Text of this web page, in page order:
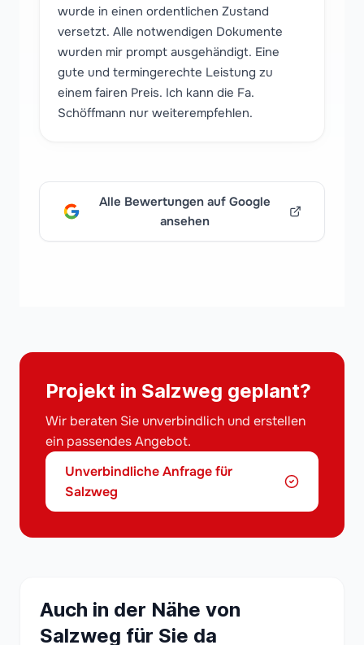
wurde in einen ordentlichen Zustand
versetzt. Alle notwendigen Dokumente
wurden mir prompt ausgehändigt. Eine
gute und termingerechte Leistung zu
einem fairen Preis. Ich kann die Fa.
Schöffmann nur weiterempfehlen.
Alle Bewertungen auf Google
ansehen
Projekt in Salzweg geplant?
Wir beraten Sie unverbindlich und erstellen
ein passendes Angebot.
Unverbindliche Anfrage für
Salzweg
Auch in der Nähe von
Salzweg für Sie da